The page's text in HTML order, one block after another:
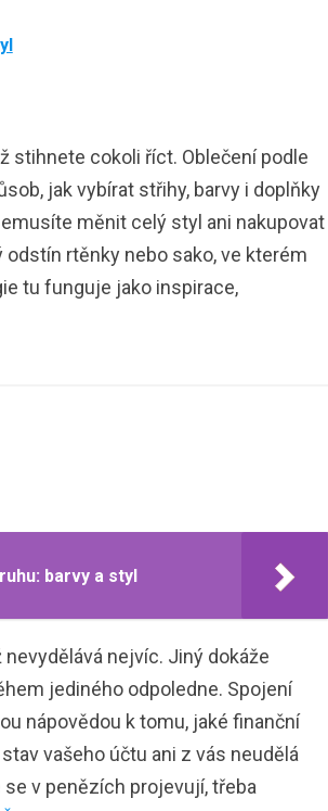
stihnete cokoli říct. Oblečení podle
jak vybírat střihy, barvy i doplňky
měnit celý styl ani nakupovat
rtěnky nebo sako, ve kterém
tu funguje jako inspirace,
barvy a styl
nejvíc. Jiný dokáže
jediného odpoledne. Spojení
nápovědou k tomu, jaké finanční
vašeho účtu ani z vás neudělá
v penězích projevují, třeba